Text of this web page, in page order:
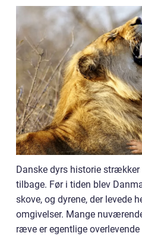
Danske dyrs historie
tilbage. Før i tiden blev
skove, og dyrene, der levede
omgivelser. Mange
ræve er egentlige